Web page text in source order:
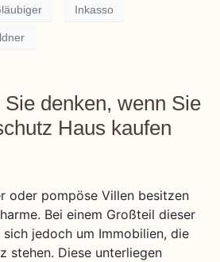
Inkasso
denken, wenn Sie
Haus kaufen
oder pompöse Villen besitzen
Bei einem Großteil dieser
sich jedoch um Immobilien, die
stehen. Diese unterliegen